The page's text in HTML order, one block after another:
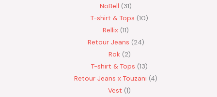
NoBell
31
T-shirt & Tops 10
Rellix 11
Retour Jeans 24
Rok 2
T-shirt & Tops 13
Retour Jeans x Touzani 4
Vest 1